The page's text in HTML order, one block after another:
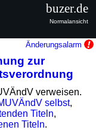
Änderungsalarm
zur
verweisen.
selbst,
Titeln,
Titeln.
buzer.de
Normalansicht